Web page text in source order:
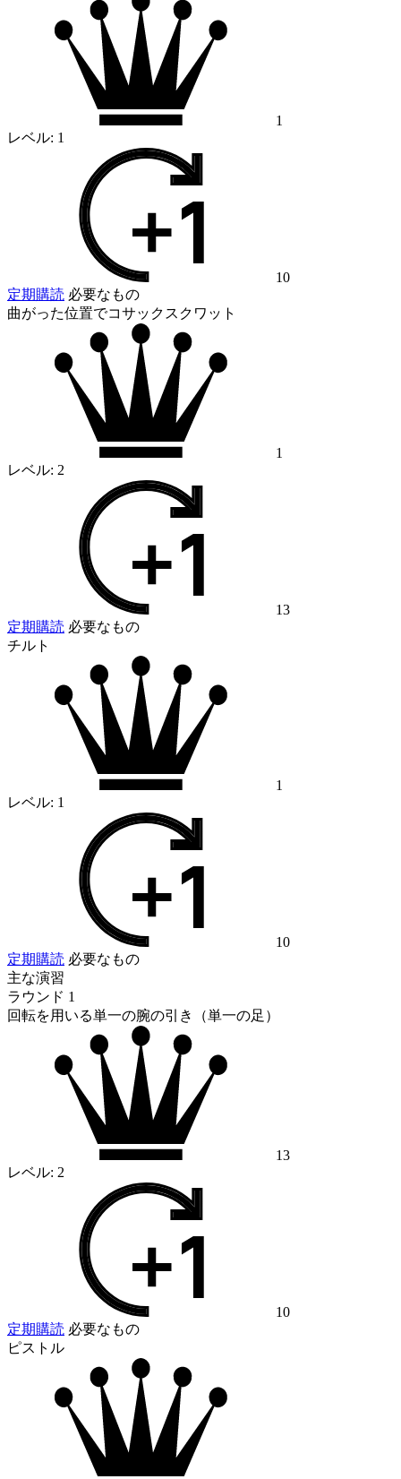
1
レベル: 1
10
定期購読 必要なもの
曲がった位置でコサックスクワット
1
レベル: 2
13
定期購読 必要なもの
チルト
1
レベル: 1
10
定期購読 必要なもの
主な演習
ラウンド 1
回転を用いる単一の腕の引き（単一の足）
13
レベル: 2
10
定期購読 必要なもの
ピストル